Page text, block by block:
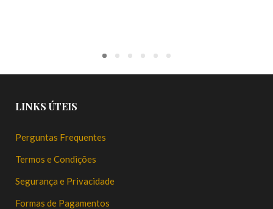
LINKS ÚTEIS
Perguntas Frequentes
Termos e Condições
Segurança e Privacidade
Formas de Pagamentos